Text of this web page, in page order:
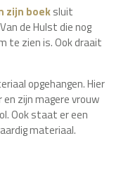
zijn boeksluit
de Hulst die nog
te zien is. Ook draait
opgehangen. Hier
zijn magere vrouw
Ook staat er een
materiaal.